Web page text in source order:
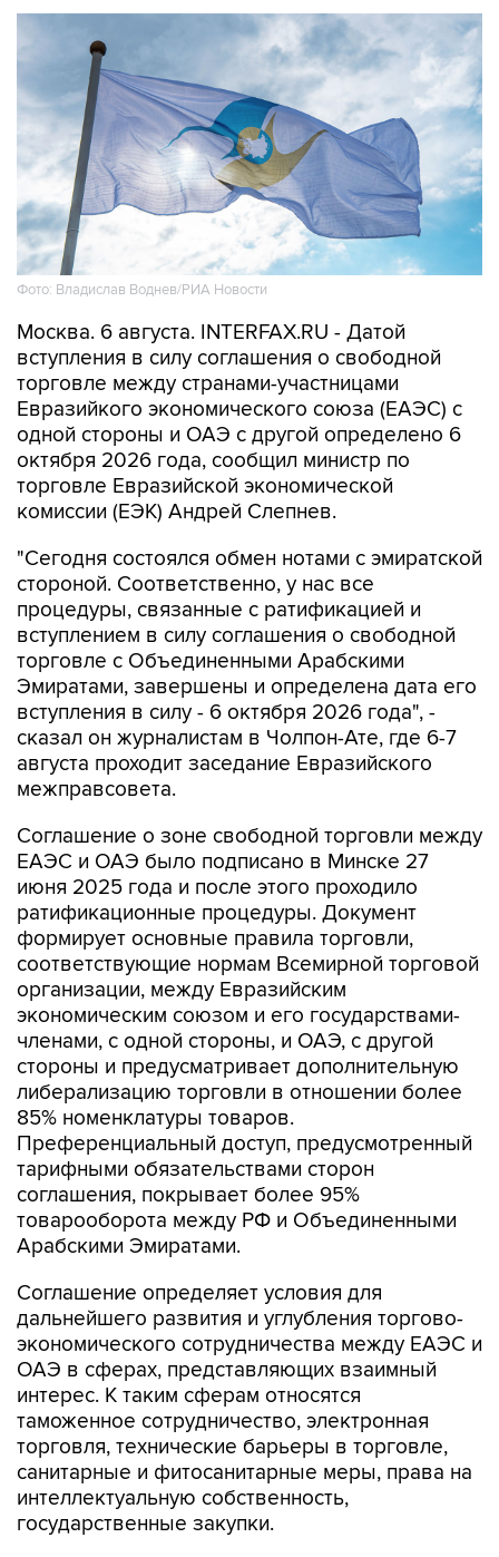
Фото: Владислав Воднев/РИА Новости
Москва. 6 августа. INTERFAX.RU - Датой
вступления в силу соглашения о свободной
торговле между странами-участницами
Евразийкого экономического союза (ЕАЭС) с
одной стороны и ОАЭ с другой определено 6
октября 2026 года, сообщил министр по
торговле Евразийской экономической
комиссии (ЕЭК) Андрей Слепнев.
"Сегодня состоялся обмен нотами с эмиратской
стороной. Соответственно, у нас все
процедуры, связанные с ратификацией и
вступлением в силу соглашения о свободной
торговле с Объединенными Арабскими
Эмиратами, завершены и определена дата его
вступления в силу - 6 октября 2026 года", -
сказал он журналистам в Чолпон-Ате, где 6-7
августа проходит заседание Евразийского
межправсовета.
Соглашение о зоне свободной торговли между
ЕАЭС и ОАЭ было подписано в Минске 27
июня 2025 года и после этого проходило
ратификационные процедуры. Документ
формирует основные правила торговли,
соответствующие нормам Всемирной торговой
организации, между Евразийским
экономическим союзом и его государствами-
членами, с одной стороны, и ОАЭ, с другой
стороны и предусматривает дополнительную
либерализацию торговли в отношении более
85% номенклатуры товаров.
Преференциальный доступ, предусмотренный
тарифными обязательствами сторон
соглашения, покрывает более 95%
товарооборота между РФ и Объединенными
Арабскими Эмиратами.
Соглашение определяет условия для
дальнейшего развития и углубления торгово-
экономического сотрудничества между ЕАЭС и
ОАЭ в сферах, представляющих взаимный
интерес. К таким сферам относятся
таможенное сотрудничество, электронная
торговля, технические барьеры в торговле,
санитарные и фитосанитарные меры, права на
интеллектуальную собственность,
государственные закупки.